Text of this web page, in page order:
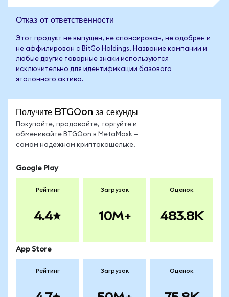
Отказ от ответственности
Этот продукт не выпущен, не спонсирован, не одобрен и
не аффилирован с BitGo Holdings. Название компании и
любые другие товарные знаки используются
исключительно для идентификации базового
эталонного актива.
Получите BTGOon за секунды
Покупайте, продавайте, торгуйте и
обменивайте BTGOon в MetaMask —
самом надёжном криптокошельке.
Google Play
Рейтинг
4.4
Загрузок
10M+
Оценок
483.8K
App Store
Рейтинг Загрузок Оценок